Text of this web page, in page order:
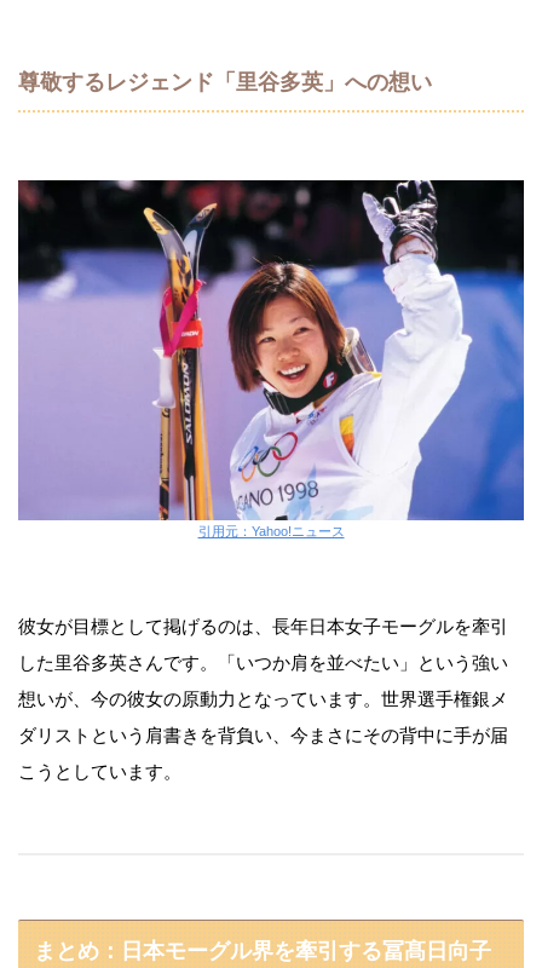
尊敬するレジェンド「里谷多英」への想い
引用元：Yahoo!ニュース
彼女が目標として掲げるのは、長年日本女子モーグルを牽引
した里谷多英さんです。「いつか肩を並べたい」という強い
想いが、今の彼女の原動力となっています。世界選手権銀メ
ダリストという肩書きを背負い、今まさにその背中に手が届
こうとしています。
まとめ：日本モーグル界を牽引する冨髙日向子